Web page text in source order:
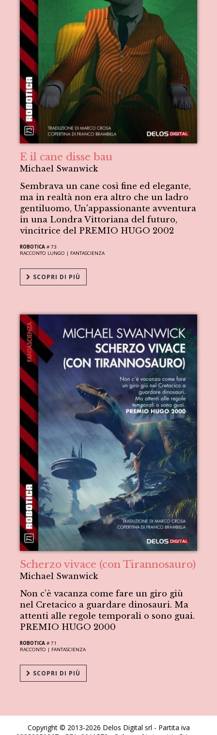
E il cane disse bau
Michael Swanwick
Sembrava un cane così fine ed elegante,
ma in realtà non era altro che un ladro
gentiluomo, Un'appassionante avventura
in una Londra Vittoriana del futuro,
vincitrice del PREMIO HUGO 2002
ROBOTICA # 73
RACCONTO LUNGO | FANTASCIENZA
SCOPRI DI PIÙ
Scherzo vivace (con Tirannosauro)
Michael Swanwick
Non c’è vacanza come fare un giro giù
nel Cretacico a guardare dinosauri. Ma
attenti alle regole temporali o sono guai.
PREMIO HUGO 2000
ROBOTICA # 71
RACCONTO | FANTASCIENZA
SCOPRI DI PIÙ
Copyright © 2013-2026 Delos Digital srl - Partita iva